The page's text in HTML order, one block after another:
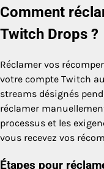
Comment
Twitch Drops ?
Réclamer vos
votre compte Twitch
streams désignés
réclamer
processus et les
vous recevez vos
Étapes pour